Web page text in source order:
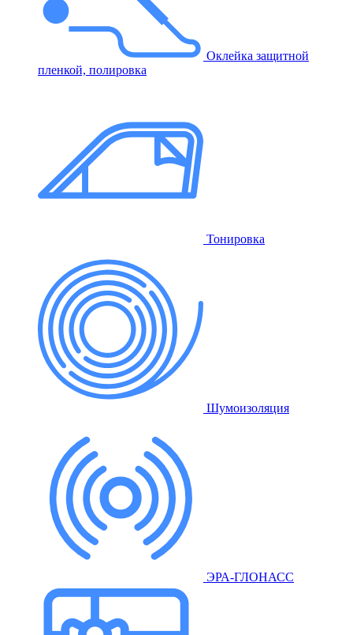
Оклейка защитной
пленкой, полировка
Тонировка
Шумоизоляция
ЭРА-ГЛОНАСС